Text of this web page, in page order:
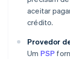
aceitar
crédito.
Provedor
Um PSP